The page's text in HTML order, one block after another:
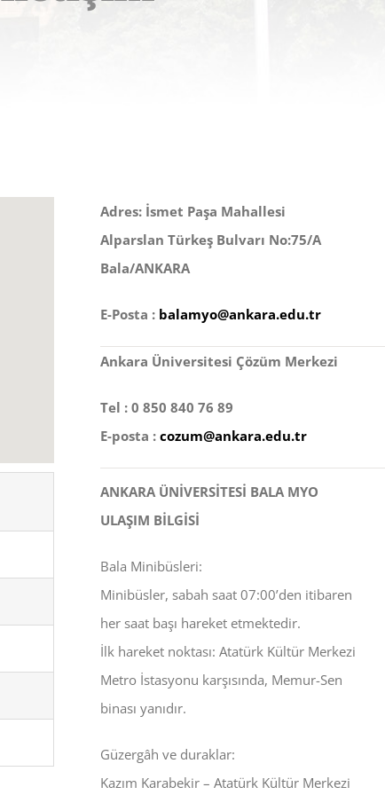
Adres: İsmet Paşa Mahallesi
Alparslan Türkeş Bulvarı No:75/A
Bala/ANKARA
E-Posta : balamyo@ankara.edu.tr
Ankara Üniversitesi Çözüm Merkezi
Tel : 0 850 840 76 89
E-posta : cozum@ankara.edu.tr
ANKARA ÜNİVERSİTESİ BALA MYO
ULAŞIM BİLGİSİ
Bala Minibüsleri:
Minibüsler, sabah saat 07:00’den itibaren
her saat başı hareket etmektedir.
İlk hareket noktası: Atatürk Kültür Merkezi
Metro İstasyonu karşısında, Memur-Sen
binası yanıdır.
Güzergâh ve duraklar:
Kazım Karabekir – Atatürk Kültür Merkezi